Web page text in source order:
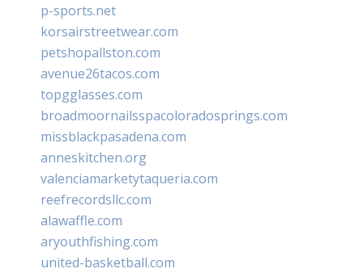
p-sports.net
korsairstreetwear.com
petshopallston.com
avenue26tacos.com
topgglasses.com
broadmoornailsspacoloradosprings.com
missblackpasadena.com
anneskitchen.org
valenciamarketytaqueria.com
reefrecordsllc.com
alawaffle.com
aryouthfishing.com
united-basketball.com